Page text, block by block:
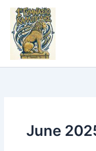
Skip
content
June